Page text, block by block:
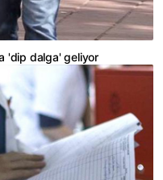
'dip dalga' geliyor